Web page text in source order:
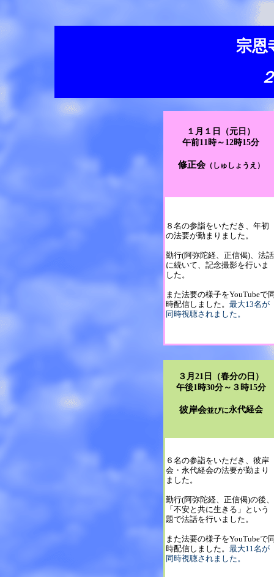
宗恩
１月１日（元日）
午前11時～12時15分
修正会（しゅしょうえ）
８名の参詣をいただき、年初
の法要が勤まりました。
勤行(阿弥陀経、正信偈)、法話
に続いて、記念撮影を行いま
した。
また法要の様子をYouTubeで
時配信しました。 最大13名が
同時視聴されました。
３月21日（春分の日）
午後1時30分～３時15分
彼岸会並びに永代経会
６名の参詣をいただき、彼岸
会・永代経会の法要が勤まり
ました。
勤行(阿弥陀経、正信偈)の後、
「不安と共に生きる」という
題で法話を行いました。
また法要の様子をYouTubeで
時配信しました。 最大11名が
同時視聴されました。